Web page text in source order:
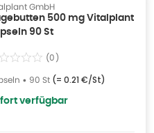
GmbH
500 mg Vitalplant
90 St
(0)
• 90 St (= 0.21 €/St)
verfügbar